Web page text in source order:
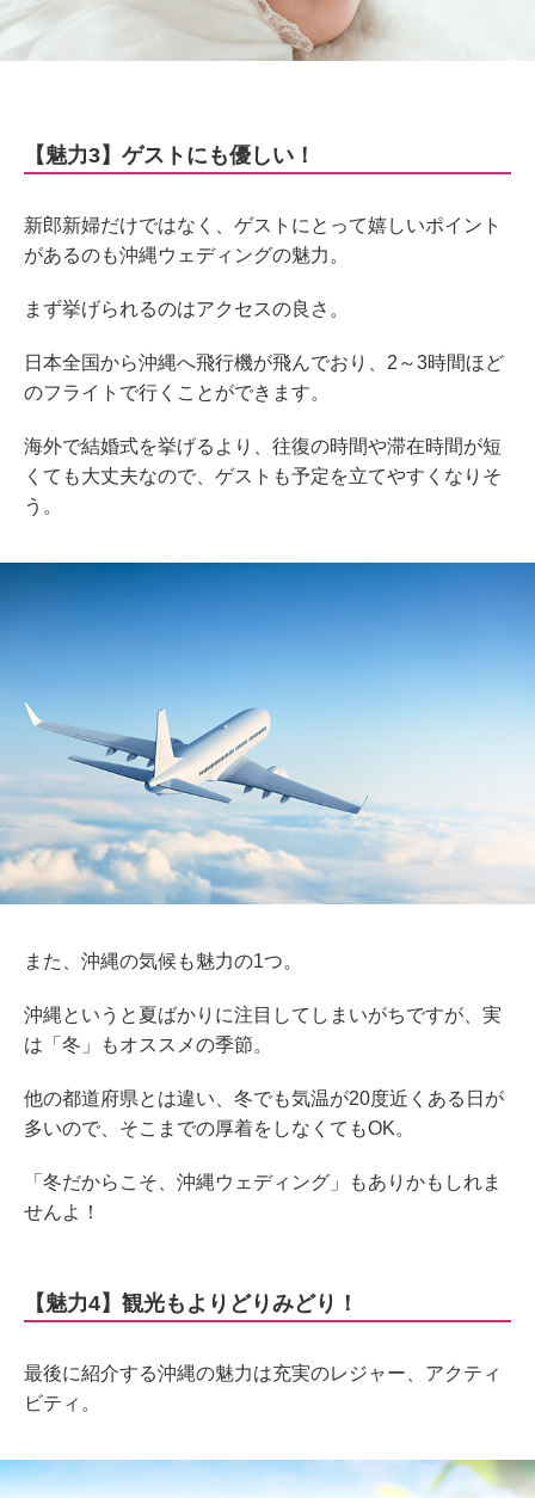
【魅力3】ゲストにも優しい！
新郎新婦だけではなく、ゲストにとって嬉しいポイント
があるのも沖縄ウェディングの魅力。
まず挙げられるのはアクセスの良さ。
日本全国から沖縄へ飛行機が飛んでおり、2～3時間ほど
のフライトで行くことができます。
海外で結婚式を挙げるより、往復の時間や滞在時間が短
くても大丈夫なので、ゲストも予定を立てやすくなりそ
う。
また、沖縄の気候も魅力の1つ。
沖縄というと夏ばかりに注目してしまいがちですが、実
は「冬」もオススメの季節。
他の都道府県とは違い、冬でも気温が20度近くある日が
多いので、そこまでの厚着をしなくてもOK。
「冬だからこそ、沖縄ウェディング」もありかもしれま
せんよ！
【魅力4】観光もよりどりみどり！
最後に紹介する沖縄の魅力は充実のレジャー、アクティ
ビティ。